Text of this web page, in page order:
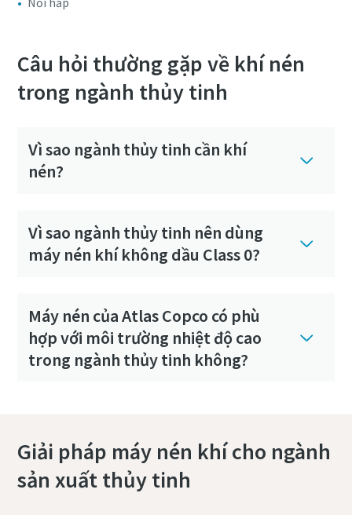
Câu hỏi thường gặp về khí nén
trong ngành thủy tinh
Vì sao ngành thủy tinh cần khí
nén?
Vì sao ngành thủy tinh nên dùng
máy nén khí không dầu Class 0?
Máy nén của Atlas Copco có phù
hợp với môi trường nhiệt độ cao
trong ngành thủy tinh không?
Giải pháp máy nén khí cho ngành
sản xuất thủy tinh